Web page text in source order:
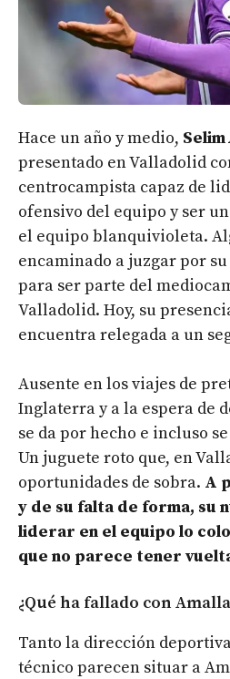
Hace un año y medio, Selim
presentado en Valladolid
centrocampista capaz de
ofensivo del equipo y ser
el equipo blanquivioleta.
encaminado a juzgar por
para ser parte del
Valladolid. Hoy, su
encuentra relegada a un
Ausente en los viajes de
Inglaterra y a la espera de
se da por hecho e incluso
Un juguete roto que, en
oportunidades de sobra. A
y de su falta de forma, su
liderar en el equipo lo
que no parece tener
¿Qué ha fallado con
Tanto la dirección
técnico parecen situar a